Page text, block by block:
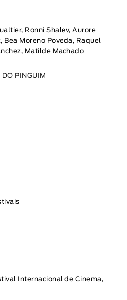
Ronni Shalev, Aurore
Bea Moreno Poveda, Raquel
Matilde Machado
DO PINGUIM
Internacional de Cinema,